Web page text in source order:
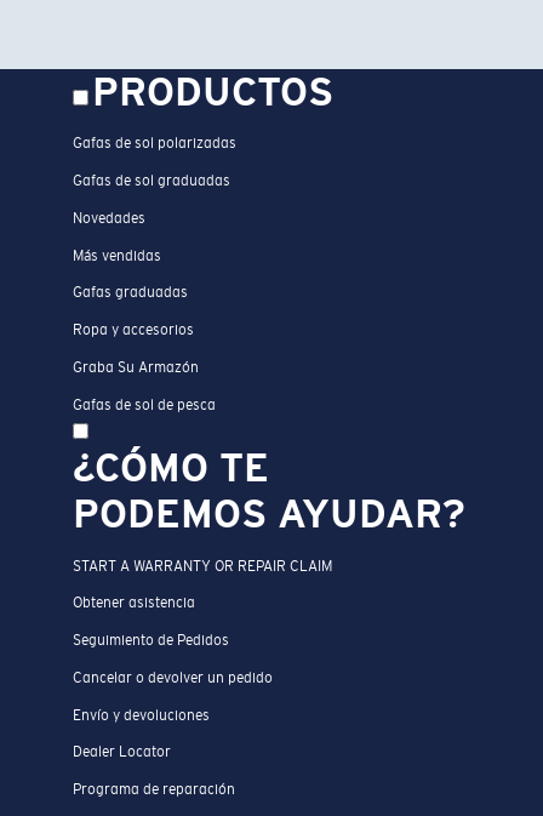
PRODUCTOS
Gafas de sol polarizadas
Gafas de sol graduadas
Novedades
Más vendidas
Gafas graduadas
Ropa y accesorios
Graba Su Armazón
Gafas de sol de pesca
¿CÓMO TE
PODEMOS AYUDAR?
START A WARRANTY OR REPAIR CLAIM
Obtener asistencia
Seguimiento de Pedidos
Cancelar o devolver un pedido
Envío y devoluciones
Dealer Locator
Programa de reparación